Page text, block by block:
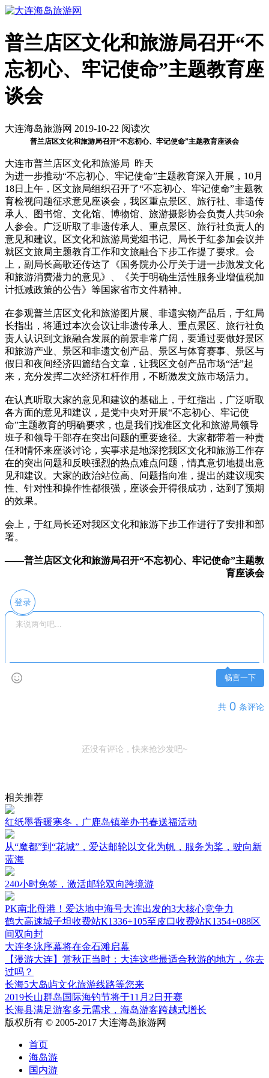
普兰店区文化和旅游局召开“不
忘初心、牢记使命”主题教育座
谈会
大连海岛旅游网 2019-10-22 阅读次
普兰店区文化和旅游局召开“不忘初心、牢记使命”主题教育座谈会
大连市普兰店区文化和旅游局 昨天
为进一步推动“不忘初心、牢记使命”主题教育深入开展，10月
18日上午，区文旅局组织召开了“不忘初心、牢记使命”主题教
育检视问题征求意见座谈会，我区重点景区、旅行社、非遗传
承人、图书馆、文化馆、博物馆、旅游摄影协会负责人共50余
人参会。广泛听取了非遗传承人、重点景区、旅行社负责人的
意见和建议。区文化和旅游局党组书记、局长于红参加会议并
就区文旅局主题教育工作和文旅融合下步工作提了要求。会
上，副局长高歌还传达了《国务院办公厅关于进一步激发文化
和旅游消费潜力的意见》、《关于明确生活性服务业增值税加
计抵减政策的公告》等国家省市文件精神。
在参观普兰店区文化和旅游图片展、非遗实物产品后，于红局
长指出，将通过本次会议让非遗传承人、重点景区、旅行社负
责人认识到文旅融合发展的前景非常广阔，要通过要做好景区
和旅游产业、景区和非遗文创产品、景区与体育赛事、景区与
假日和夜间经济四篇结合文章，让我区文创产品市场“活”起
来，充分发挥二次经济杠杆作用，不断激发文旅市场活力。
在认真听取大家的意见和建议的基础上，于红指出，广泛听取
各方面的意见和建议，是党中央对开展“不忘初心、牢记使
命”主题教育的明确要求，也是我们找准区文化和旅游局领导
班子和领导干部存在突出问题的重要途径。大家都带着一种责
任和情怀来座谈讨论，实事求是地深挖我区文化和旅游工作存
在的突出问题和反映强烈的热点难点问题，情真意切地提出意
见和建议。大家的政治站位高、问题指向准，提出的建议现实
性、针对性和操作性都很强，座谈会开得很成功，达到了预期
的效果。
会上，于红局长还对我区文化和旅游下步工作进行了安排和部
署。
——普兰店区文化和旅游局召开“不忘初心、牢记使命”主题教
育座谈会
登录
畅言一下
共 0 条评论
还没有评论，快来抢沙发吧~
相关推荐
红纸墨香暖寒冬，广鹿岛镇举办书春送福活动
从“魔都”到“花城”，爱达邮轮以文化为帆，服务为桨，驶向新
蓝海
240小时免签，激活邮轮双向跨境游
PK南北母港！爱达地中海号大连出发的3大核心竞争力
鹤大高速城子坦收费站K1336+105至皮口收费站K1354+088区
间双向封
大连冬泳序幕将在金石滩启幕
【漫游大连】赏秋正当时：大连这些最适合秋游的地方，你去
过吗？
长海5大岛屿文化旅游线路等您来
2019长山群岛国际海钓节将于11月2日开赛
长海县满足游客多元需求，海岛游客跨越式增长
版权所有 © 2005-2017 大连海岛旅游网
首页
海岛游
国内游